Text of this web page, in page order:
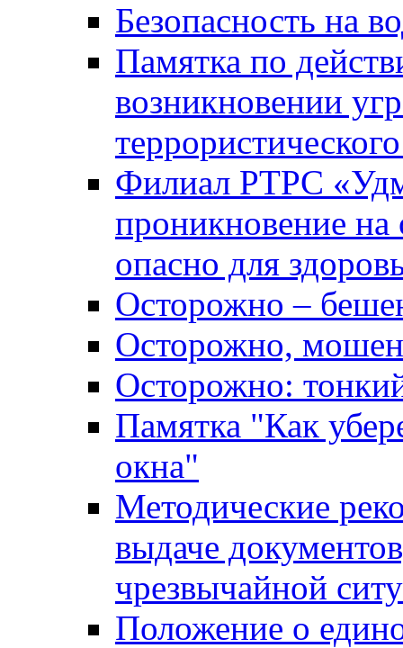
Безопасность на
Памятка по
возникновении
Филиал РТРС
проникновение на
опасно для
Осторожно –
Осторожно,
Осторожно:
Памятка "Как
окна"
Методические
выдаче
чрезвычайной
Положение о